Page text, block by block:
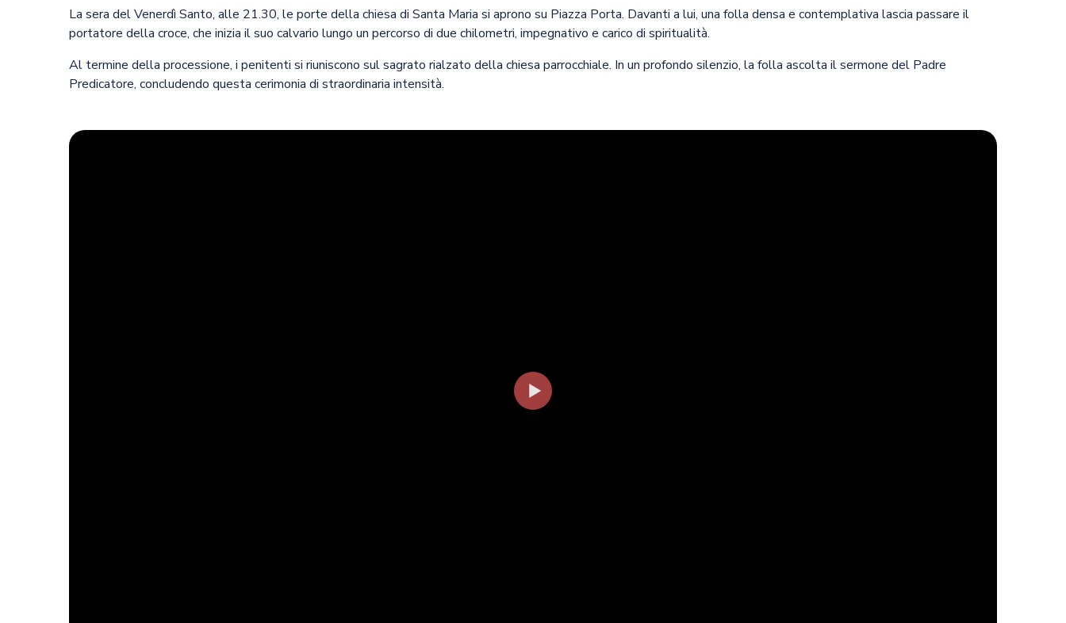
La sera del Venerdì Santo, alle 21.30, le porte della chiesa di Santa Maria si aprono su Piazza Porta. Davanti a lui, una folla densa e contemplativa lascia passare il
portatore della croce, che inizia il suo calvario lungo un percorso di due chilometri, impegnativo e carico di spiritualità.
Al termine della processione, i penitenti si riuniscono sul sagrato rialzato della chiesa parrocchiale. In un profondo silenzio, la folla ascolta il sermone del Padre
Predicatore, concludendo questa cerimonia di straordinaria intensità.